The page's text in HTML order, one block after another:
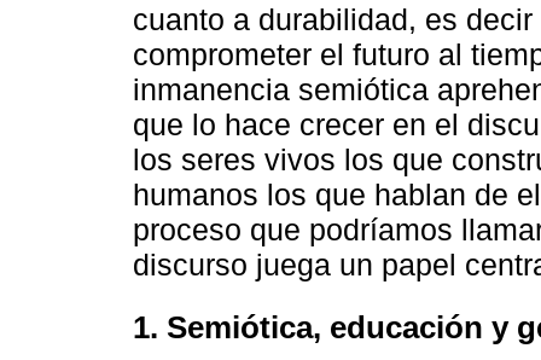
cuanto a durabilidad, es
comprometer el futuro al
inmanencia semiótica
que lo hace crecer en el
los seres vivos los que
humanos los que hablan de
proceso que podríamos
discurso juega un papel
1. Semiótica, educación y